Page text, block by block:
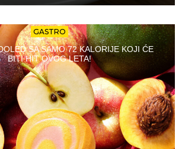
GASTRO
SA SAMO 72 KALORIJE KOJI ĆE
BITI HIT OVOG LETA!